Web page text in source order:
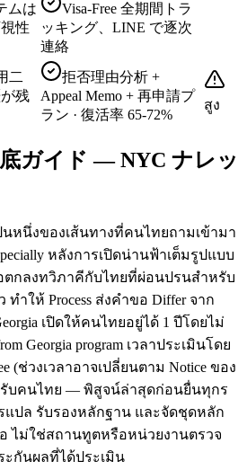
ムは
性
Visa-Free 全期間トラ
ッキング、LINE で逐次
連絡
二
残
拒否理由分析 +
Appeal Memo + 再申請プ
ラン · 復活率 65-72%
สูง
ガイド — NYC ナレッ
ป็นหนึ่งของเส้นทางที่คนไทยถามเข้ามา
หลังการเปิดน่านฟ้าเต็มรูปแบบ
ตกลงทวิภาคีกับไทยที่ผ่อนปรนสำหรับ
ำให้ Process ส่งคำขอ Differ จาก
เปิดให้คนไทยอยู่ได้ 1 ปีโดยไม่
Georgia program เวลาประเมินโดย
(ช่วงเวลาอาจเปลี่ยนตาม Notice ของ
หรับคนไทย — พิสูจน์ล่าสุดก่อนยื่นทุกร
แปล รับรองหลักฐาน และจัดชุดหลัก
ไม่ใช่สถานทูตหรือหน่วยงานตรวจ
ะกันผลที่ได้ประเมิน